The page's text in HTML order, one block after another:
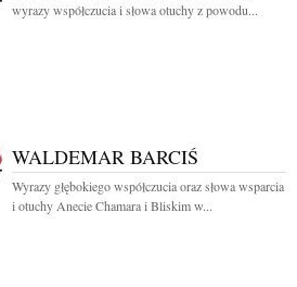
wyrazy współczucia i słowa otuchy z powodu...
WALDEMAR BARCIŚ
Wyrazy głębokiego współczucia oraz słowa wsparcia
i otuchy Anecie Chamara i Bliskim w...